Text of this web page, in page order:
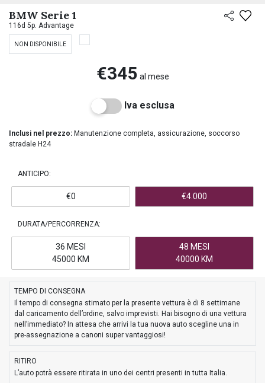
BMW Serie 1
116d 5p. Advantage
NON DISPONIBILE
€345 al mese
Iva esclusa
Inclusi nel prezzo: Manutenzione completa, assicurazione, soccorso
stradale H24
ANTICIPO:
€0 €4.000
DURATA/PERCORRENZA:
36 MESI
45000 KM
48 MESI
40000 KM
TEMPO DI CONSEGNA
Il tempo di consegna stimato per la presente vettura è di 8 settimane
dal caricamento dell’ordine, salvo imprevisti. Hai bisogno di una vettura
nell’immediato? In attesa che arrivi la tua nuova auto scegline una in
pre-assegnazione a canoni super vantaggiosi!
RITIRO
L’auto potrà essere ritirata in uno dei centri presenti in tutta Italia.